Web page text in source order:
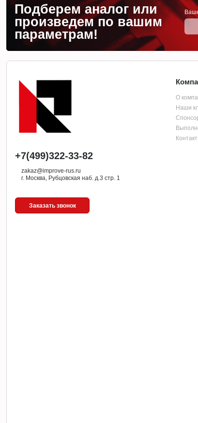
Подберем аналог или
произведем по вашим
параметрам!
+7(499)322-33-82
zakaz@improve-rus.ru
г. Москва, Рубцовская наб. д.3 стр. 1
Заказать звонок
О
Наши